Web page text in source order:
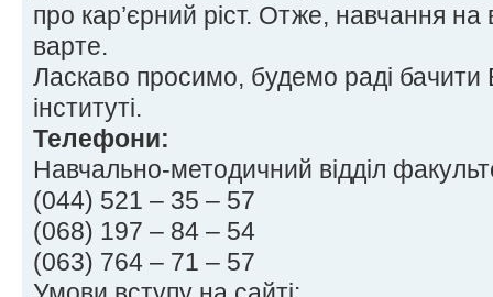
про кар’єрний ріст. Отже, навчання на
варте.
Ласкаво просимо, будемо раді
інституті.
Телефони:
Навчально-методичний відділ
(044) 521 – 35 – 57
(068) 197 – 84 – 54
(063) 764 – 71 – 57